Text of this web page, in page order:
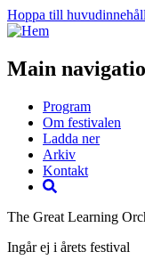
Hoppa till huvudinnehåll
Main
Program
Om festivalen
Ladda ner
Arkiv
Kontakt
The Great Learning
Ingår ej i årets festival